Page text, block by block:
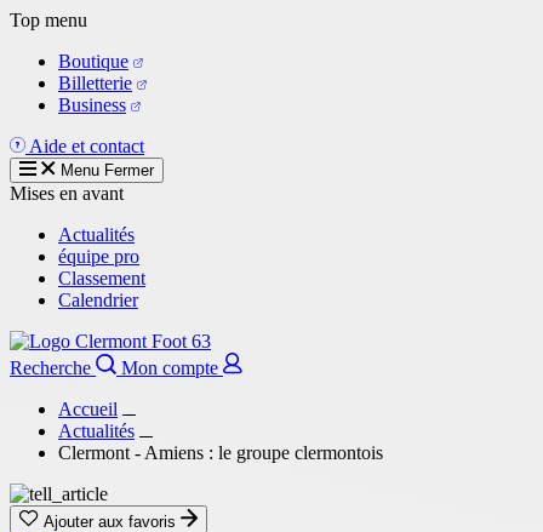
Aller
contenu
principal
Top menu
Boutique
Billetterie
Business
Aide et contact
Menu Fermer
Mises en avant
Actualités
équipe pro
Classement
Calendrier
Recherche
Mon compte
Accueil
Actualités
Clermont - Amiens : le groupe clermontois
Ajouter aux favoris